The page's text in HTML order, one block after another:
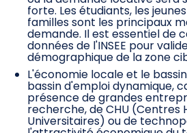
forte. Les étudiants, les
familles sont les principaux
demande. Il est essentiel de
données de l'INSEE pour
démographique de la zone
L'économie locale et le
bassin d'emploi dynamique,
présence de grandes
recherche, de CHU (Centres
Universitaires) ou de